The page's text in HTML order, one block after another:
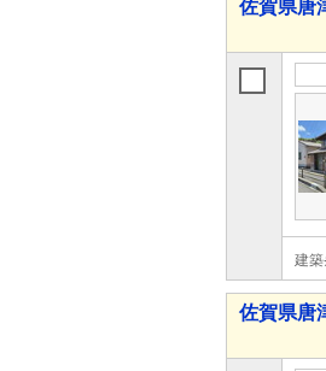
佐賀県唐
建築
佐賀県唐